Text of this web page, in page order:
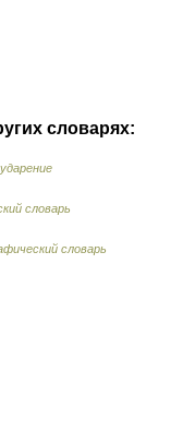
словарях:
словарь
словарь